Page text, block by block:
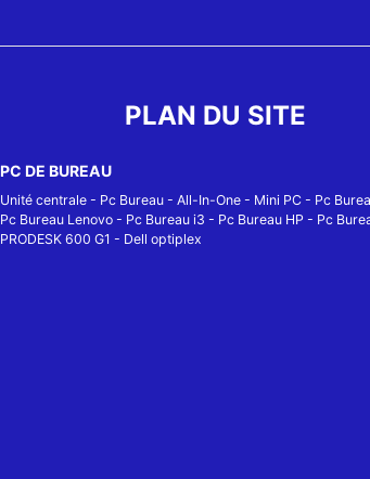
PLAN DU SITE
PC DE BUREAU
Unité centrale- Pc Bureau- All-In-One- Mini PC- Pc
Pc Bureau Lenovo- Pc Bureau i3 - Pc Bureau HP - Pc
PRODESK 600 G1 - Dell optiplex